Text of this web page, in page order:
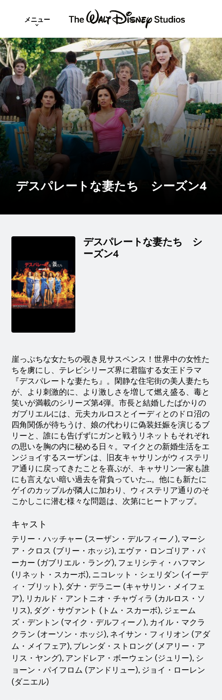
メニュー
デスパレートな妻たち シーズン4
デスパレートな妻たち シ
ーズン4
崖っぷちな女たちの覗き見サスペンス！世界中の女性た
ちを虜にし、テレビシリーズ界に君臨する女王ドラマ
『デスパレートな妻たち』。閑静な住宅街の美人妻たち
が、より刺激的に、より激しさを増して燃え盛る、毒と
笑いが満載のシリーズ第4弾。市長と結婚したばかりの
ガブリエルには、元夫カルロスとイーディとのドロ沼の
四角関係が待ちうけ、娘の代わりに偽装妊娠を演じるブ
リーと、誰にも告げずにガンと戦うリネットもそれぞれ
の思いを胸の内に秘める日々。マイクとの新婚生活をエ
ンジョイするスーザンは、旧友キャサリンがウィステリ
ア通りに戻ってきたことを喜ぶが、キャサリン一家も誰
にも言えない暗い過去を背負っていた…。他にも新たに
ゲイのカップルが隣人に加わり、ウィステリア通りのそ
こかしこに潜む様々な問題は、次第にヒートアップ。
キャスト
テリー・ハッチャー (スーザン・デルフィーノ), マーシ
ア・クロス (ブリー・ホッジ), エヴァ・ロンゴリア・パ
ーカー (ガブリエル・ラング), フェリシティ・ハフマン
(リネット・スカーボ), ニコレット・シェリダン (イーデ
ィ・ブリット), ダナ・デラニー (キャサリン・メイフェ
ア), リカルド・アントニオ・チャヴィラ (カルロス・ソ
リス), ダグ・サヴァント (トム・スカーボ), ジェーム
ズ・デントン (マイク・デルフィーノ), カイル・マクラ
クラン (オーソン・ホッジ), ネイサン・フィリオン (アダ
ム・メイフェア), ブレンダ・ストロング (メアリー・ア
リス・ヤング), アンドレア・ボーウェン (ジュリー), シ
ョーン・パイフロム (アンドリュー), ジョイ・ローレン
(ダニエル)